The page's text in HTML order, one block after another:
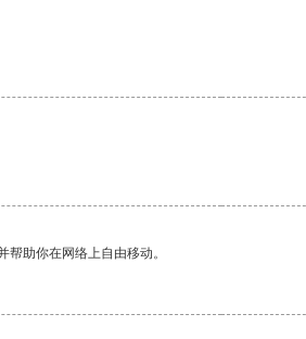
助你在网络上自由移动。